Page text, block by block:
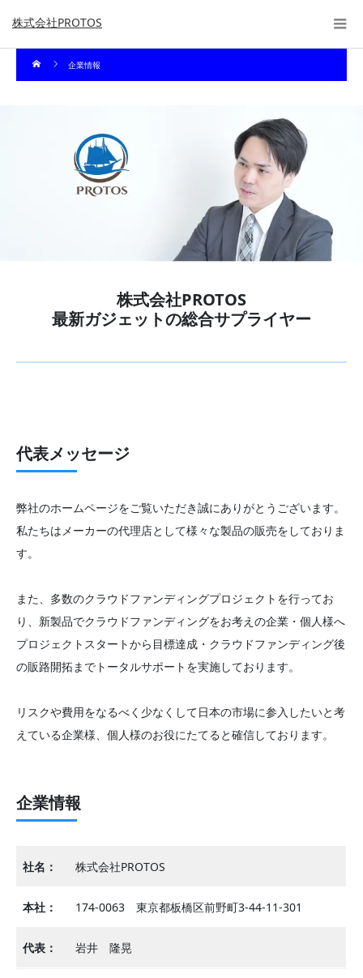
株式会社PROTOS
企業情報
株式会社PROTOS
最新ガジェットの総合サプライヤー
代表メッセージ
弊社のホームページをご覧いただき誠にありがとうございます。
私たちはメーカーの代理店として様々な製品の販売をしておりま
す。
また、多数のクラウドファンディングプロジェクトを行ってお
り、新製品でクラウドファンディングをお考えの企業・個人様へ
プロジェクトスタートから目標達成・クラウドファンディング後
の販路開拓までトータルサポートを実施しております。
リスクや費用をなるべく少なくして日本の市場に参入したいと考
えている企業様、個人様のお役にたてると確信しております。
企業情報
社名： 株式会社PROTOS
本社： 174-0063 東京都板橋区前野町3-44-11-301
代表： 岩井 隆晃